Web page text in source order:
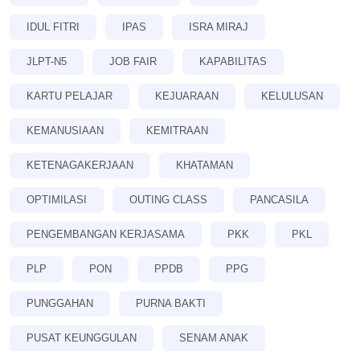
IDUL FITRI IPAS ISRA MIRAJ
JLPT-N5 JOB FAIR KAPABILITAS
KARTU PELAJAR KEJUARAAN KELULUSAN
KEMANUSIAAN KEMITRAAN
KETENAGAKERJAAN KHATAMAN
OPTIMILASI OUTING CLASS PANCASILA
PENGEMBANGAN KERJASAMA PKK PKL
PLP PON PPDB PPG
PUNGGAHAN PURNA BAKTI
PUSAT KEUNGGULAN SENAM ANAK